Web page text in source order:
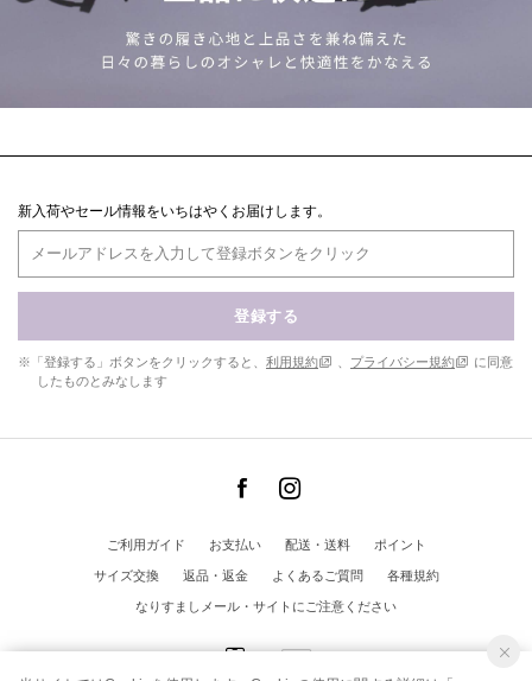
新入荷やセール情報をいちはやくお届けします。
登録する
※「登録する」ボタンをクリックすると、 利用規約 プライバシー規約
に同意
したものとみなします
ご利用ガイド お支払い 配送・送料 ポイント
サイズ交換 返品・返金 よくあるご質問 各種規約
なりすましメール・サイトにご注意ください